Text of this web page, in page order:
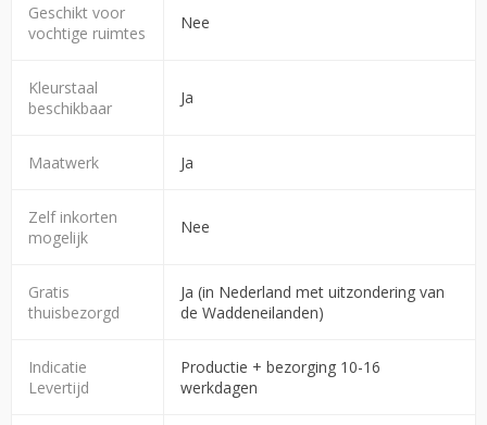
Geschikt voor
vochtige ruimtes
Nee
Kleurstaal
beschikbaar
Ja
Maatwerk Ja
Zelf inkorten
mogelijk
Nee
Gratis
thuisbezorgd
Ja (in Nederland met uitzondering van
de Waddeneilanden)
Indicatie
Levertijd
Productie + bezorging 10-16
werkdagen